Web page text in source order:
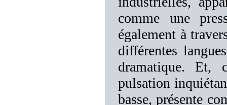
comme une
également à
différentes
dramatique. Et,
pulsation
basse, présente